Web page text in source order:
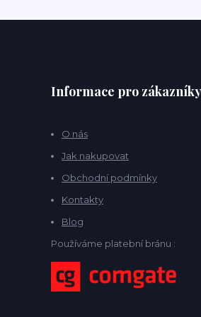
Informace pro zákazníky
O nás
Jak nakupovat
Obchodní podmínky
Kontakty
Blog
Používáme platební bránu :